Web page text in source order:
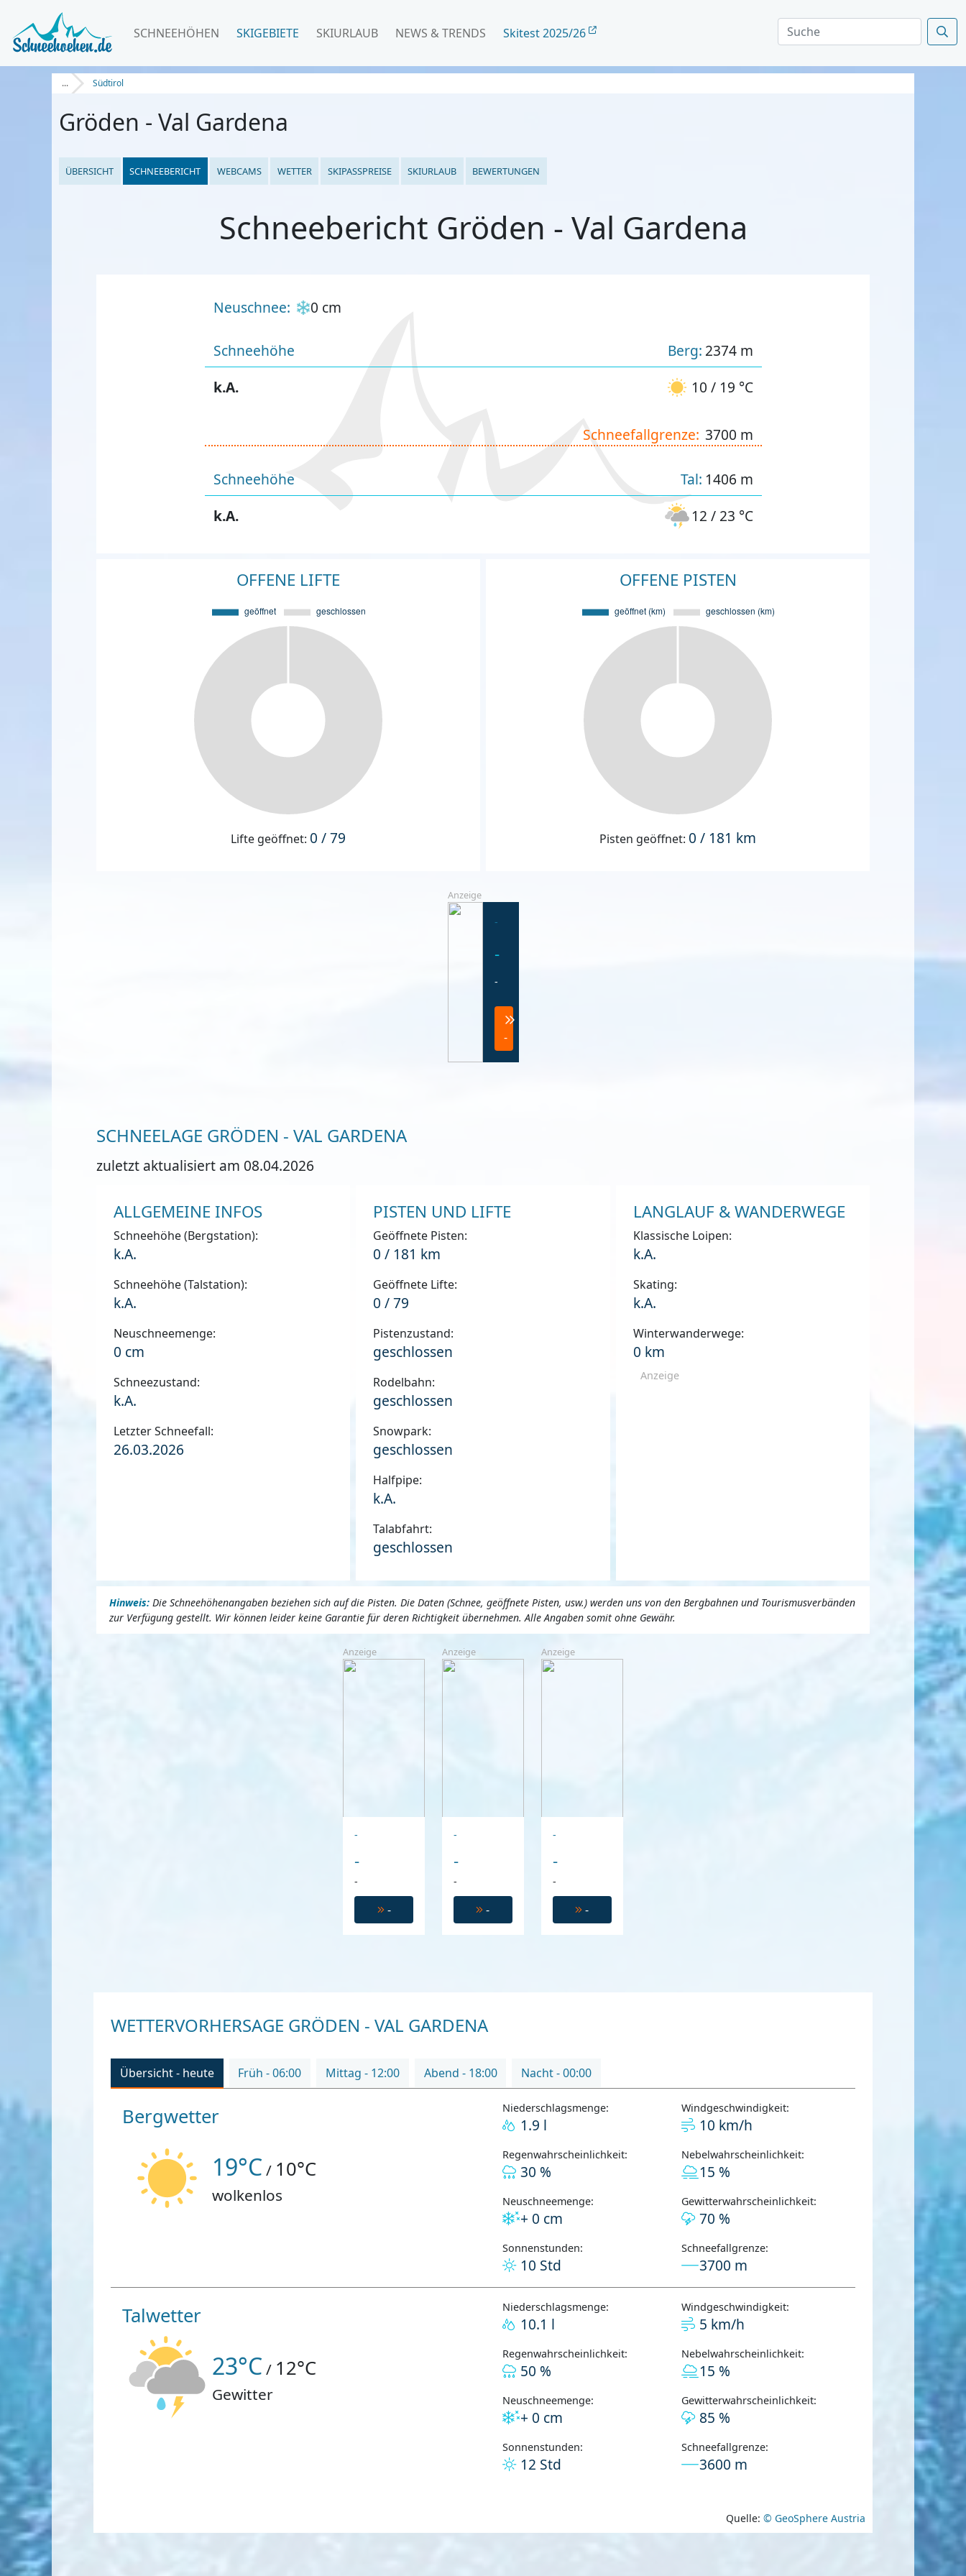
SCHNEEHÖHEN SKIGEBIETE SKIURLAUB NEWS & TRENDS Skitest 2025/26
... Südtirol
Gröden - Val Gardena
ÜBERSICHT SCHNEEBERICHT WEBCAMS WETTER SKIPASSPREISE SKIURLAUB BEWERTUNGEN
Schneebericht Gröden - Val Gardena
Neuschnee: 0 cm
Schneehöhe Berg: 2374 m
k.A.
10 / 19 °C
Schneefallgrenze: 3700 m
Schneehöhe Tal: 1406 m
k.A.
12 / 23 °C
OFFENE LIFTE
Lifte geöffnet: 0 / 79
OFFENE PISTEN
Pisten geöffnet: 0 / 181 km
Anzeige
-
-
-
-
SCHNEELAGE GRÖDEN - VAL GARDENA
zuletzt aktualisiert am 08.04.2026
ALLGEMEINE INFOS
Schneehöhe (Bergstation):
k.A.
Schneehöhe (Talstation):
k.A.
Neuschneemenge:
0 cm
Schneezustand:
k.A.
Letzter Schneefall:
26.03.2026
PISTEN UND LIFTE
Geöffnete Pisten:
0 / 181 km
Geöffnete Lifte:
0 / 79
Pistenzustand:
geschlossen
Rodelbahn:
geschlossen
Snowpark:
geschlossen
Halfpipe:
k.A.
Talabfahrt:
geschlossen
LANGLAUF & WANDERWEGE
Klassische Loipen:
k.A.
Skating:
k.A.
Winterwanderwege:
0 km
Anzeige
Hinweis: Die Schneehöhenangaben beziehen sich auf die Pisten. Die Daten (Schnee, geöffnete Pisten, usw.) werden uns von den Bergbahnen und Tourismusverbänden
zur Verfügung gestellt. Wir können leider keine Garantie für deren Richtigkeit übernehmen. Alle Angaben somit ohne Gewähr.
Anzeige
-
-
-
-
Anzeige
-
-
-
-
Anzeige
-
-
-
-
WETTERVORHERSAGE GRÖDEN - VAL GARDENA
Übersicht - heute Früh - 06:00 Mittag - 12:00 Abend - 18:00 Nacht - 00:00
Bergwetter
19°C / 10°C
wolkenlos
Niederschlagsmenge:
1.9 l
Regenwahrscheinlichkeit:
30 %
Neuschneemenge:
+ 0 cm
Sonnenstunden:
10 Std
Windgeschwindigkeit:
10 km/h
Nebelwahrscheinlichkeit:
15 %
Gewitterwahrscheinlichkeit:
70 %
Schneefallgrenze:
3700 m
Talwetter
23°C / 12°C
Gewitter
Niederschlagsmenge:
10.1 l
Regenwahrscheinlichkeit:
50 %
Neuschneemenge:
+ 0 cm
Sonnenstunden:
12 Std
Windgeschwindigkeit:
5 km/h
Nebelwahrscheinlichkeit:
15 %
Gewitterwahrscheinlichkeit:
85 %
Schneefallgrenze:
3600 m
Quelle: © GeoSphere Austria